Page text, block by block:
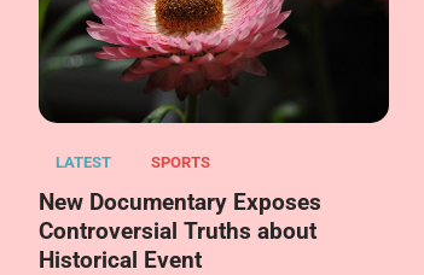
LATEST SPORTS
New Documentary Exposes
Controversial Truths about
Historical Event